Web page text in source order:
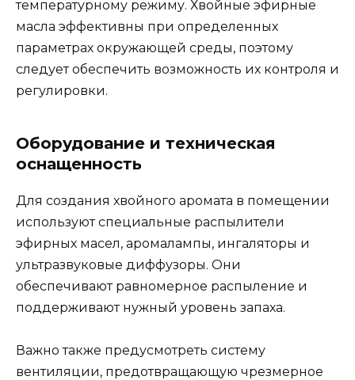
температурному режиму. Хвойные эфирные
масла эффективны при определенных
параметрах окружающей среды, поэтому
следует обеспечить возможность их контроля и
регулировки.
Оборудование и техническая
оснащенность
Для создания хвойного аромата в помещении
используют специальные распылители
эфирных масел, аромалампы, ингаляторы и
ультразвуковые диффузоры. Они
обеспечивают равномерное распыление и
поддерживают нужный уровень запаха.
Важно также предусмотреть систему
вентиляции, предотвращающую чрезмерное